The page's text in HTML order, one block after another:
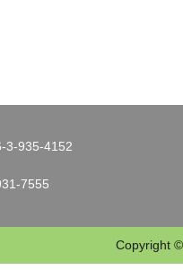
3-935-4152
7555
Copyright